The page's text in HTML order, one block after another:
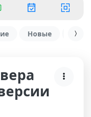
Новые С